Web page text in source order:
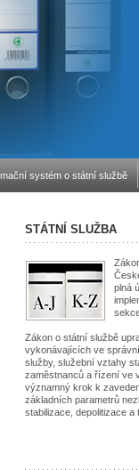
systém o státní službě
STÁTNÍ SLUŽBA
plná
Zákon o státní službě
vykonávajících ve
služby, služební vztahy
zaměstnanců a řízení ve
významný krok k
základních parametrů
stabilizace, depolitizace a